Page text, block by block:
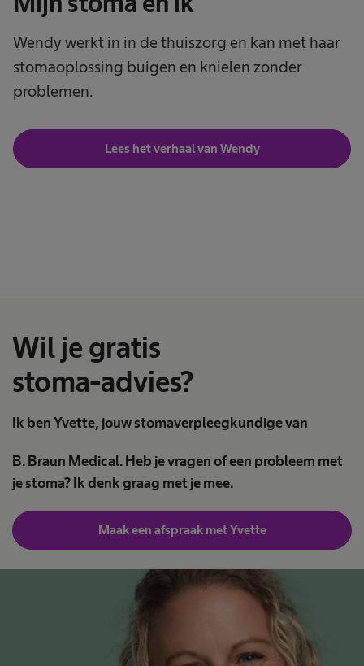
Wendy werkt in in de thuiszorg en kan met haar
stomaoplossing buigen en knielen zonder
problemen.
Lees het verhaal van Wendy
Wil je gratis
stoma-advies?
Ik ben Yvette, jouw stomaverpleegkundige van
B. Braun Medical. Heb je vragen of een probleem met
je stoma? Ik denk graag met je mee.
Maak een afspraak met Yvette